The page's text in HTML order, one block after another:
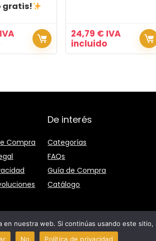
gratis!
IVA
24,79 € IVA
incluido
Compra
De interés
Categorías
FAQs
Guía de Compra
Catálogo
nuestra web. Si continúas usando este
No Política de privacidad